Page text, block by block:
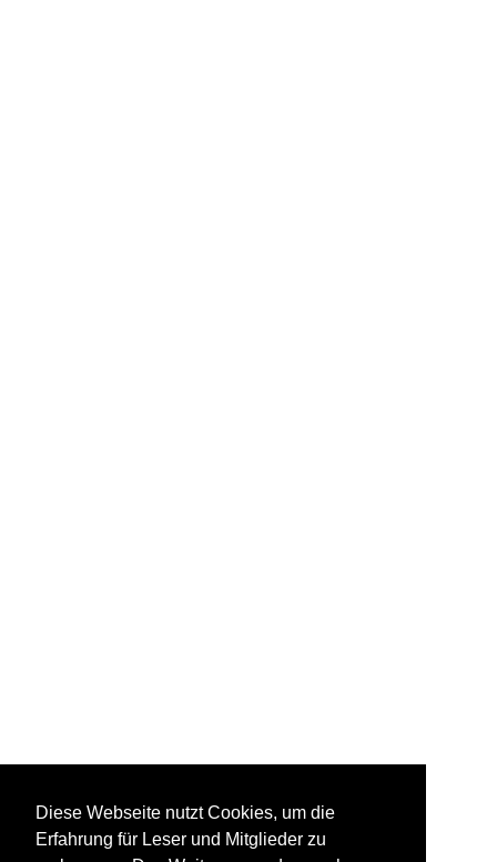
Diese Webseite nutzt Cookies, um die
Erfahrung für Leser und Mitglieder zu